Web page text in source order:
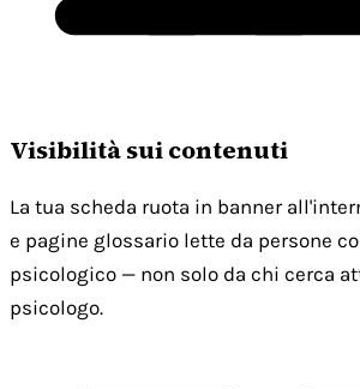
Visibilità sui contenuti
La tua scheda ruota in banner
e pagine glossario lette da persone
psicologico — non solo da chi cerca
psicologo.